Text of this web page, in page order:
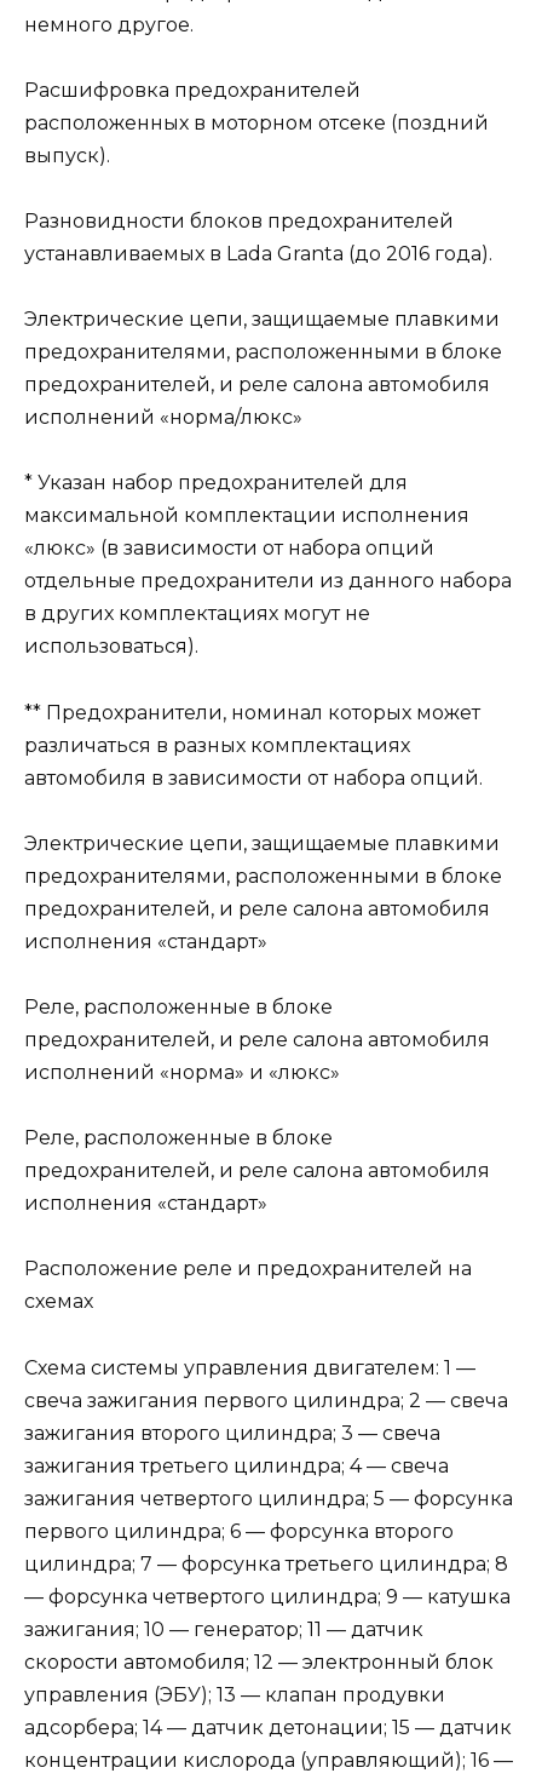
немного другое.
Расшифровка предохранителей
расположенных в моторном отсеке (поздний
выпуск).
Разновидности блоков предохранителей
устанавливаемых в Lada Granta (до 2016 года).
Электрические цепи, защищаемые плавкими
предохранителями, расположенными в блоке
предохранителей, и реле салона автомобиля
исполнений «норма/люкс»
* Указан набор предохранителей для
максимальной комплектации исполнения
«люкс» (в зависимости от набора опций
отдельные предохра­нители из данного набора
в других комплектациях могут не
использоваться).
** Предохранители, номинал которых может
различаться в разных комплектациях
автомобиля в зависимости от набора опций.
Электрические цепи, защищаемые плавкими
предохранителями, расположенными в блоке
предохранителей, и реле салона автомобиля
исполнения «стандарт»
Реле, расположенные в блоке
предохранителей, и реле салона автомобиля
исполнений «норма» и «люкс»
Реле, расположенные в блоке
предохранителей, и реле салона автомобиля
исполнения «стандарт»
Расположение реле и предохранителей на
схемах
Схема системы управления двигателем: 1 —
свеча зажигания первого цилиндра; 2 — свеча
зажигания второго цилиндра; 3 — свеча
зажигания третьего цилиндра; 4 — свеча
зажигания четвертого цилиндра; 5 — форсунка
первого цилиндра; 6 — форсунка второго
цилиндра; 7 — форсунка третьего цилиндра; 8
— форсунка четвертого цилиндра; 9 — катушка
зажигания; 10 — генератор; 11 — датчик
скорости автомобиля; 12 — электронный блок
управления (ЭБУ); 13 — клапан продувки
адсорбера; 14 — датчик детонации; 15 — датчик
концентрации кислорода (управляющий); 16 —